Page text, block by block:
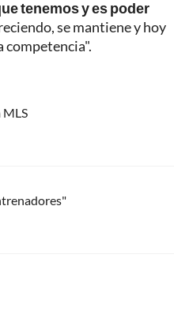
tenemos y es poder
se mantiene y hoy
competencia".
MLS